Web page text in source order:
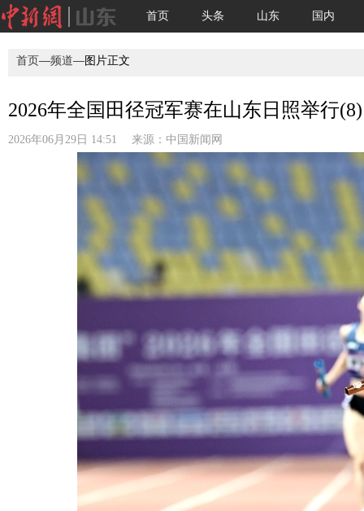
首页 头条 山东 国内
首页—频道—图片正文
2026年全国田径冠军赛在山东日照举行(8)
2026年06月29日 14:51 来源： 中国新闻网